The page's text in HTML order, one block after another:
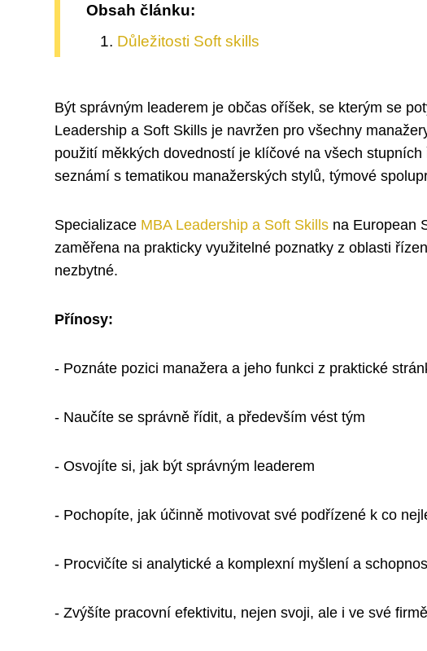
Obsah článku:
Důležitosti Soft skills
Být správným leaderem je občas oříšek, se kterým se
Leadership a Soft Skills je navržen pro všechny
použití měkkých dovedností je klíčové na všech
seznámí s tematikou manažerských stylů, týmové
Specializace MBA Leadership a Soft Skills na European
zaměřena na prakticky využitelné poznatky z oblasti
nezbytné.
Přínosy:
- Poznáte pozici manažera a jeho funkci z praktické
- Naučíte se správně řídit, a především vést tým
- Osvojíte si, jak být správným leaderem
- Pochopíte, jak účinně motivovat své podřízené k co
- Procvičíte si analytické a komplexní myšlení a
- Zvýšíte pracovní efektivitu, nejen svoji, ale i ve své